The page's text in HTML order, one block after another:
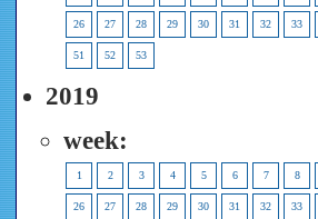
26 27 28 29 30 31 32 33
51 52 53
2019
week:
1 2 3 4 5 6 7 8
26 27 28 29 30 31 32 33